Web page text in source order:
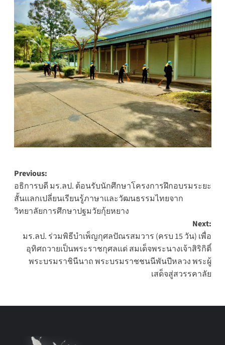
Post
navigation
Previous:
อธิการบดี มร.ลป. ต้อนรับนักศึกษาโครงการฝึกอบรมระยะ
สั้นแลกเปลี่ยนเรียนรู้ภาษาและวัฒนธรรมไทยจาก
วิทยาลัยการศึกษาปฐมวัยกุ้ยหยาง
Next:
มร.ลป. ร่วมพิธีบำเพ็ญกุศลปัณรสมวาร (ครบ 15 วัน) เพื่อ
อุทิศถวายเป็นพระราชกุศลแด่ สมเด็จพระนางเจ้าสิริกิติ์
พระบรมราชินีนาถ พระบรมราชชนนีพันปีหลวง พระผู้
เสด็จสู่สวรรคาลัย